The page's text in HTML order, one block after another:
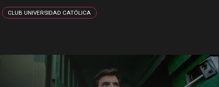
CLUB UNIVERSIDAD CATÓLICA